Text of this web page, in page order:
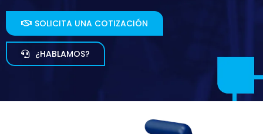
SOLICITA UNA COTIZACIÓN
¿HABLAMOS?